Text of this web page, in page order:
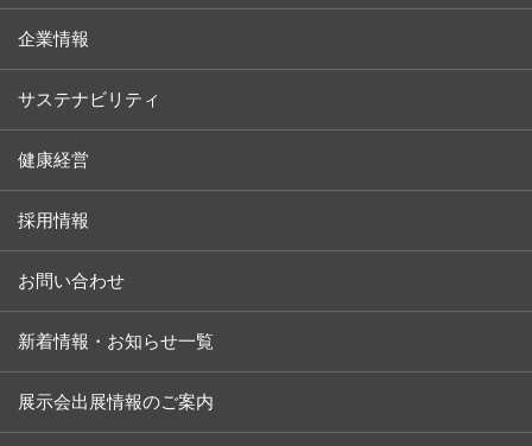
企業情報
サステナビリティ
健康経営
採用情報
お問い合わせ
新着情報・お知らせ一覧
展示会出展情報のご案内